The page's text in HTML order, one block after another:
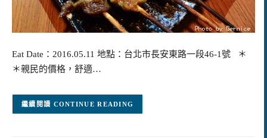
Eat Date：2016.05.11 地點：台北市長安東路一段46-1號 ＊
＊親民的價格，舒適…
CONTINUE READING